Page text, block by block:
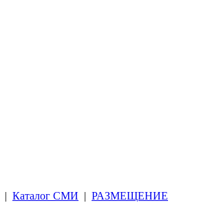
| Каталог СМИ | РАЗМЕЩЕНИЕ